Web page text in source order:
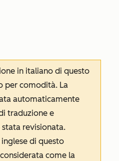
in italiano di questo
per comodità. La
automaticamente
traduzione e
revisionata.
di questo
come la